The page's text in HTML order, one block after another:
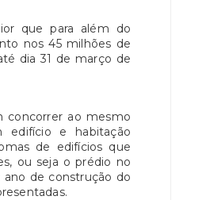
que para além do
nos 45 milhões de
dia 31 de março de
concorrer ao mesmo
edifício e habitação
de edifícios que
ou seja o prédio no
de construção do